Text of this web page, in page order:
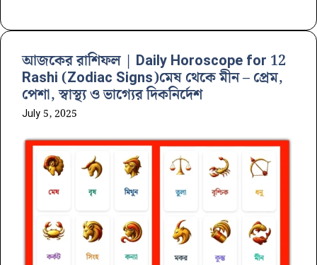
আজকের রাশিফল | Daily Horoscope for 12
Rashi (Zodiac Signs)মেষ থেকে মীন – প্রেম,
পেশা, স্বাস্থ্য ও ভাগ্যের দিকনির্দেশ
July 5, 2025